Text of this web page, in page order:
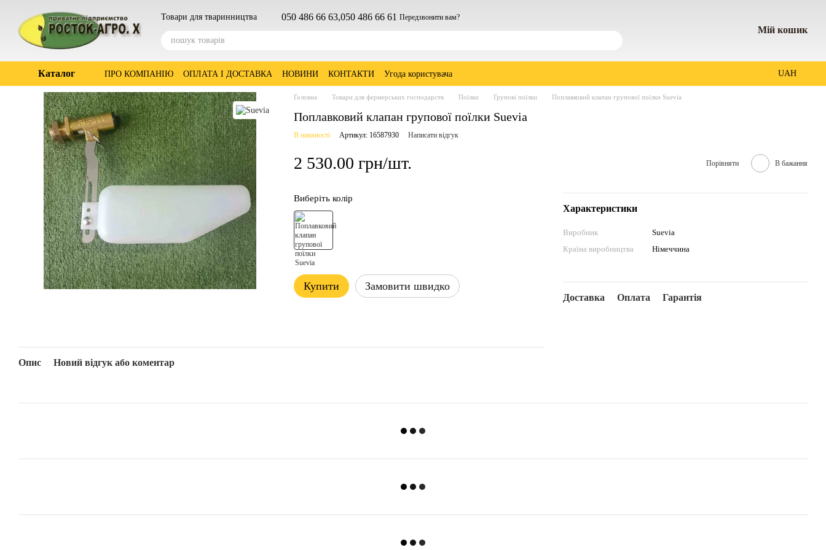
Товари для тваринництва
050 486 66 63,050 486 66 61 Передзвонити вам?
Мій кошик
Каталог ПРО КОМПАНІЮ ОПЛАТА І ДОСТАВКА НОВИНИ КОНТАКТИ Угода користувача UAH
Головна Товари для фермерських господарств Поїлки Групові поїлки Поплавковий клапан групової поїлки Suevia
Поплавковий клапан групової поїлки Suevia
В наявності Артикул: 16587930 Написати відгук
2 530.00 грн/шт. Порівняти В бажання
Виберіть колір
Купити Замовити швидко
Характеристики
Виробник
Suevia
Країна виробництва
Німеччина
Доставка Оплата Гарантія
Опис Новий відгук або коментар